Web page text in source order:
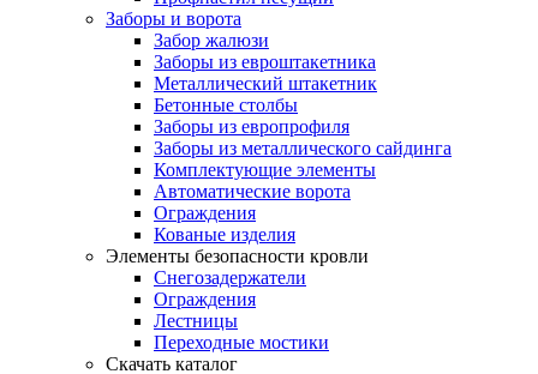
Заборы и ворота
Забор жалюзи
Заборы из евроштакетника
Металлический штакетник
Бетонные столбы
Заборы из европрофиля
Заборы из металлического сайдинга
Комплектующие элементы
Автоматические ворота
Ограждения
Кованые изделия
Элементы безопасности кровли
Снегозадержатели
Ограждения
Лестницы
Переходные мостики
Скачать каталог